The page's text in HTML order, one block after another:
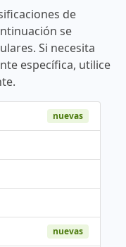
de
se
Si necesita
específica, utilice
nuevas
nuevas